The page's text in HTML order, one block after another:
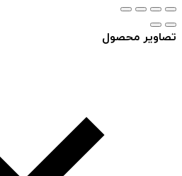
تصاویر محصول